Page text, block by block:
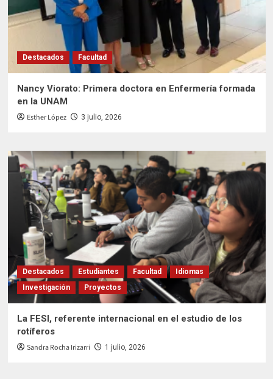
Destacados Facultad
Nancy Viorato: Primera doctora en Enfermería formada
en la UNAM
Esther López 3 julio, 2026
Destacados Estudiantes Facultad
Idiomas
Investigación
Proyectos
La FESI, referente internacional en el estudio de los
rotíferos
Sandra Rocha Irizarri 1 julio, 2026